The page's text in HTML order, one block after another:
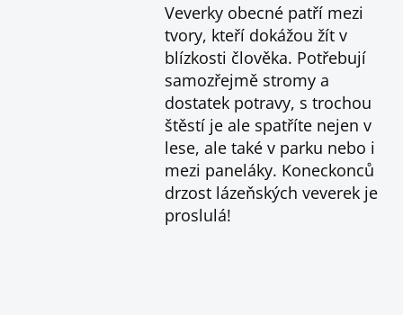
Veverky obecné patří mezi
tvory, kteří dokážou žít v
blízkosti člověka. Potřebují
samozřejmě stromy a
dostatek potravy, s trochou
štěstí je ale spatříte nejen v
lese, ale také v parku nebo i
mezi paneláky. Koneckonců
drzost lázeňských veverek je
proslulá!